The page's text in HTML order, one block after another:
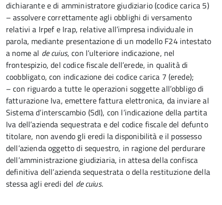
dichiarante e di amministratore giudiziario (codice carica 5)
– assolvere correttamente agli obblighi di versamento
relativi a Irpef e Irap, relative all’impresa individuale in
parola, mediante presentazione di un modello F24 intestato
a nome al de cuius, con l’ulteriore indicazione, nel
frontespizio, del codice fiscale dell’erede, in qualità di
coobbligato, con indicazione dei codice carica 7 (erede);
– con riguardo a tutte le operazioni soggette all’obbligo di
fatturazione Iva, emettere fattura elettronica, da inviare al
Sistema d’interscambio (SdI), con l’indicazione della partita
Iva dell’azienda sequestrata e del codice fiscale del defunto
titolare, non avendo gli eredi la disponibilità e il possesso
dell’azienda oggetto di sequestro, in ragione del perdurare
dell’amministrazione giudiziaria, in attesa della confisca
definitiva dell’azienda sequestrata o della restituzione della
stessa agli eredi del de cuius.